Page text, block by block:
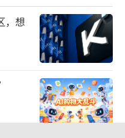
，想